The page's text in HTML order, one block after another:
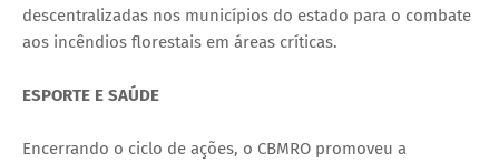
descentralizadas nos municípios do estado para o combate
aos incêndios florestais em áreas críticas.
ESPORTE E SAÚDE
Encerrando o ciclo de ações, o CBMRO promoveu a